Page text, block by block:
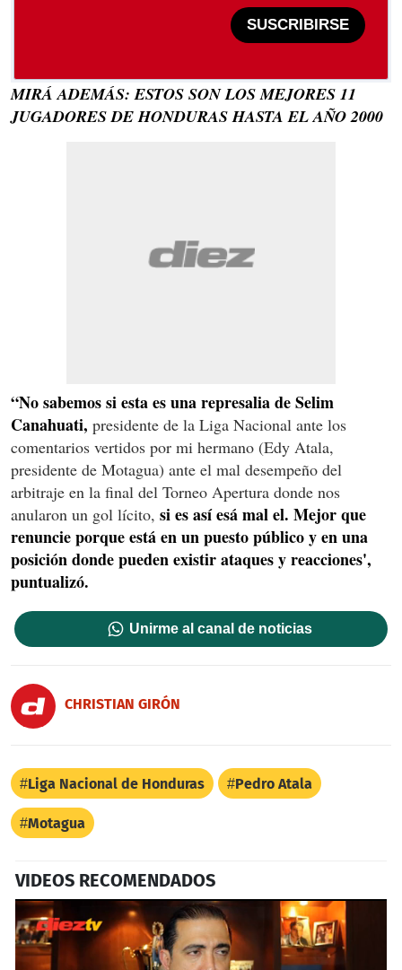
SUSCRIBIRSE
MIRÁ ADEMÁS: ESTOS SON LOS MEJORES 11
JUGADORES DE HONDURAS HASTA EL AÑO 2000
“No sabemos si esta es una represalia de Selim
Canahuati, presidente de la Liga Nacional ante los
comentarios vertidos por mi hermano (Edy Atala,
presidente de Motagua) ante el mal desempeño del
arbitraje en la final del Torneo Apertura donde nos
anularon un gol lícito, si es así esá mal el. Mejor que
renuncie porque está en un puesto público y en una
posición donde pueden existir ataques y reacciones',
puntualizó.
Unirme al canal de noticias
CHRISTIAN GIRÓN
Liga Nacional de Honduras Pedro Atala
Motagua
VIDEOS RECOMENDADOS